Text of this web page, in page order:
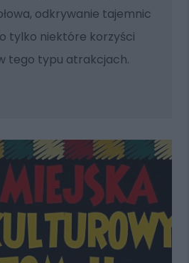
odkrywanie tajemnic
tylko niektóre korzyści
tego typu atrakcjach.